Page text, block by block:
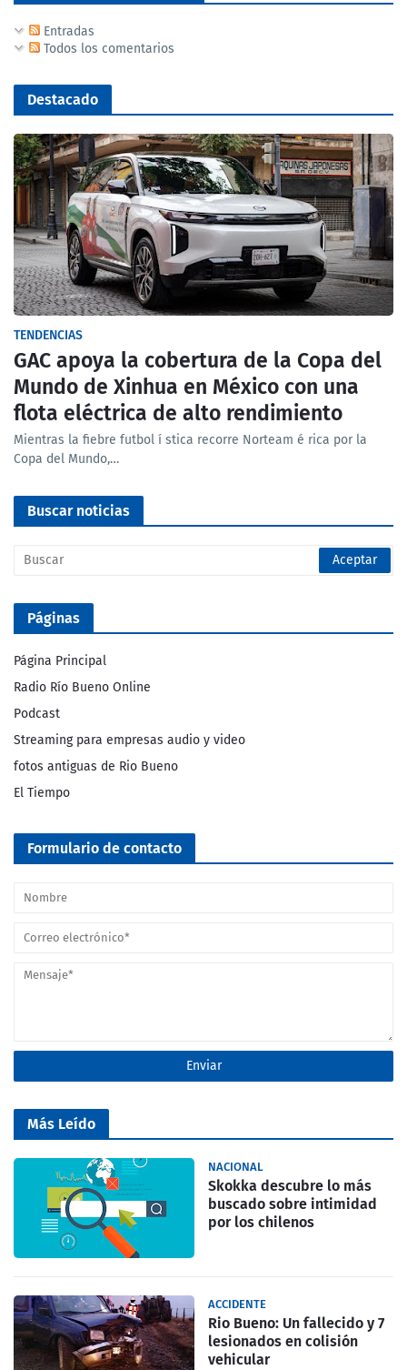
Entradas
Todos los comentarios
Destacado
TENDENCIAS
GAC apoya la cobertura de la Copa del
Mundo de Xinhua en México con una
flota eléctrica de alto rendimiento
Mientras la fiebre futbol í stica recorre Norteam é rica por la
Copa del Mundo,…
Buscar noticias
Páginas
Página Principal
Radio Río Bueno Online
Podcast
Streaming para empresas audio y video
fotos antiguas de Rio Bueno
El Tiempo
Formulario de contacto
Más Leído
NACIONAL
Skokka descubre lo más
buscado sobre intimidad
por los chilenos
ACCIDENTE
Rio Bueno: Un fallecido y 7
lesionados en colisión
vehicular